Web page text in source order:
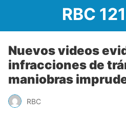
RBC
Nuevos videos
infracciones de
maniobras
RBC